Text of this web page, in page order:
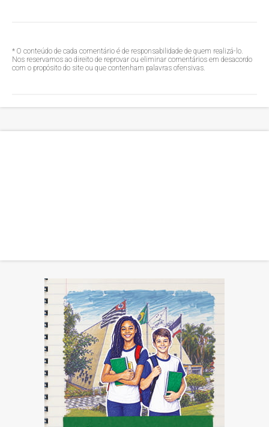
* O conteúdo de cada comentário é de responsabilidade de quem realizá-lo.
Nos reservamos ao direito de reprovar ou eliminar comentários em desacordo
com o propósito do site ou que contenham palavras ofensivas.